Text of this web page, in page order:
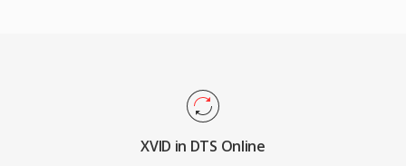
guidata dalla comunità. Sebbene H.264 e i
codec più recenti abbiano largamente
sostituito MPEG-4 ASP per le nuove codifiche,
gioco e sistemi di infotainment automobilistici,
insieme a un robusto mascheramento degli
errori che attenua piccoli difetti di disco o
XVID in DTS Online